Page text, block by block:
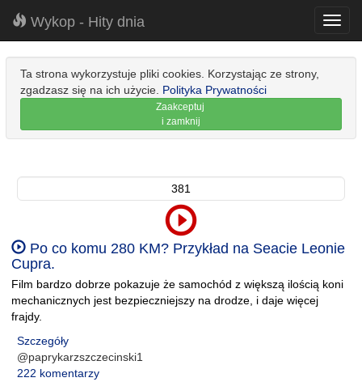
Wykop - Hity dnia
Ta strona wykorzystuje pliki cookies. Korzystając ze strony,
zgadzasz się na ich użycie. Polityka Prywatności
Zaakceptuj
i zamknij
381
Po co komu 280 KM? Przykład na Seacie Leonie
Cupra.
Film bardzo dobrze pokazuje że samochód z większą ilością koni
mechanicznych jest bezpieczniejszy na drodze, i daje więcej
frajdy.
Szczegóły
@paprykarzszczecinski1
222 komentarzy